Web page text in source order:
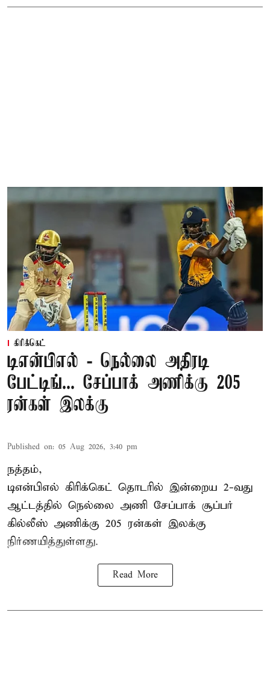
கிரிக்கெட்
டிஎன்பிஎல் - நெல்லை அதிரடி
பேட்டிங்... சேப்பாக் அணிக்கு 205
ரன்கள் இலக்கு
Published on: 05 Aug 2026, 3:40 pm
நத்தம்,
டிஎன்பிஎல் கிரிக்கெட் தொடரில் இன்றைய 2-வது
ஆட்டத்தில் நெல்லை அணி சேப்பாக் சூப்பர்
கில்லீஸ் அணிக்கு 205 ரன்கள் இலக்கு
நிர்ணயித்துள்ளது.
Read More